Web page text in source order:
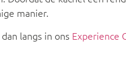
manier.
langs in ons Experience